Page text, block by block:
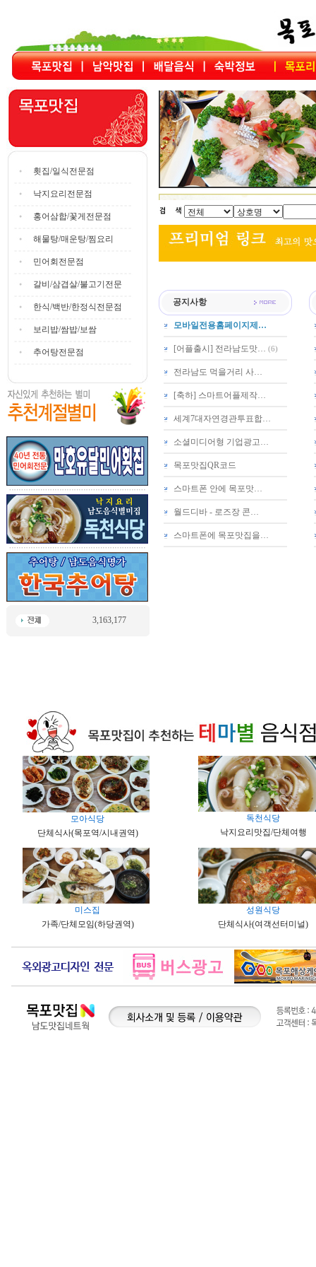
횟집/일식전문점
낙지요리전문점
홍어삼합/꽃게전문점
해물탕/매운탕/찜요리
민어회전문점
갈비/삼겹살/불고기전문
한식/백반/한정식전문점
보리밥/쌈밥/보쌈
추어탕전문점
3,163,177
공지사항
모바일전용홈페이지제…
[어플출시] 전라남도맛… (6)
전라남도 먹을거리 사…
[축하] 스마트어플제작…
세계7대자연경관투표합…
소셜미디어형 기업광고…
목포맛집QR코드
스마트폰 안에 목포맛…
월드디바 - 로즈장 콘…
스마트폰에 목포맛집을…
모아식당
단체식사(목포역/시내권역)
독천식당
낙지요리맛집/단체여행
미스집
가족/단체모임(하당권역)
성원식당
단체식사(여객선터미널)